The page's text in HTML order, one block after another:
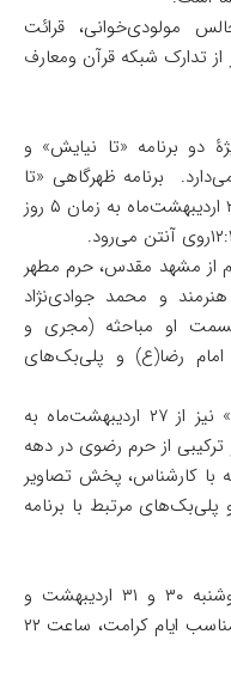
مولودی‌خوانی، قرائت
از تدارک شبکه قرآن ومعارف
دو برنامه «تا نیایش» و
برنامه ظهرگاهی «تا
نیایش» از روز پنجشنبه ۲۷ تا دوشنبه ۳۱ اردیبهشت‌ماه به زمان ۵ روز
از مشهد مقدس، حرم مطهر
و محمد جوادی‌نژاد
او مباحثه (مجری و
رضا(ع) و پلی‌بک‌های
اختصاصی‌برنامه ترکیبی «کرامت رضوی» نیز از ۲۷ اردیبهشت‌ماه به
زنده و ترکیبی از حرم رضوی در دهه
با کارشناس، پخش تصاویر
پلی‌بک‌های مرتبط با برنامه
برنامه «صاد» در روزهای یکشنبه و دوشنبه ۳۰ و ۳۱ اردیبهشت و
سه‌شنبه ۱ خرداد با اجرای یامین‌پور، به مناسب ایام کرامت، ساعت ۲۲